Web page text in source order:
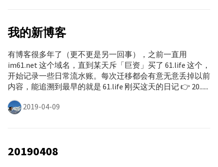
我的新博客
有博客很多年了（更不更是另一回事），之前一直用
im61.net 这个域名，直到某天斥「巨资」买了 61.life 这个，
开始记录一些日常流水账。每次迁移都会有意无意丢掉以前
内容，能追溯到最早的就是 61.life 刚买这天的日记 👉 20......
2019-04-09
20190408